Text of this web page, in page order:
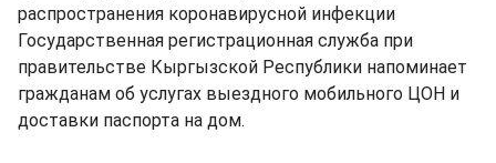
распространения коронавирусной инфекции
Государственная регистрационная служба при
правительстве Кыргызской Республики напоминает
гражданам об услугах выездного мобильного ЦОН и
доставки паспорта на дом.